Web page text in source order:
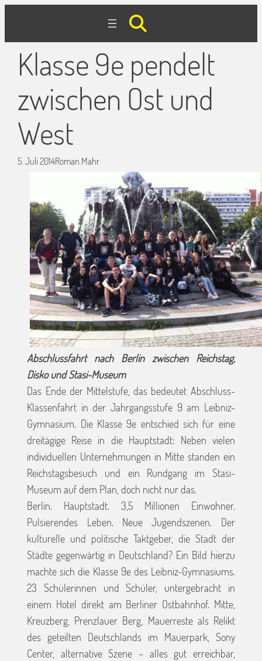
Klasse 9e pendelt
zwischen Ost und
West
5. Juli 2014Roman Mahr
Abschlussfahrt nach Berlin zwischen Reichstag,
Disko und Stasi-Museum
Das Ende der Mittelstufe, das bedeutet Abschluss-
Klassenfahrt in der Jahrgangsstufe 9 am Leibniz-
Gymnasium. Die Klasse 9e entschied sich für eine
dreitägige Reise in die Hauptstadt: Neben vielen
individuellen Unternehmungen in Mitte standen ein
Reichstagsbesuch und ein Rundgang im Stasi-
Museum auf dem Plan, doch nicht nur das.
Berlin. Hauptstadt. 3,5 Millionen Einwohner.
Pulsierendes Leben. Neue Jugendszenen. Der
kulturelle und politische Taktgeber, die Stadt der
Städte gegenwärtig in Deutschland? Ein Bild hierzu
machte sich die Klasse 9e des Leibniz-Gymnasiums.
23 Schülerinnen und Schüler, untergebracht in
einem Hotel direkt am Berliner Ostbahnhof. Mitte,
Kreuzberg, Prenzlauer Berg, Mauerreste als Relikt
des geteilten Deutschlands im Mauerpark, Sony
Center, alternative Szene – alles gut erreichbar,